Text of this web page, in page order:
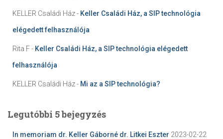
KELLER Családi Ház- Keller Családi Ház, a SIP technológia
elégedett felhasználója
Rita F- Keller Családi Ház, a SIP technológia elégedett
felhasználója
KELLER Családi Ház- Mi az a SIP technológia?
Legutóbbi 5 bejegyzés
In memoriam dr. Keller Gáborné dr. Litkei Eszter 2023-02-22